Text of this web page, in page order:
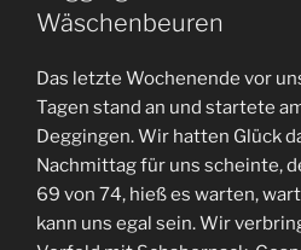
Wäschenbeuren
Das letzte Wochenende vor
Tagen stand an und startete
Deggingen. Wir hatten Glück
Nachmittag für uns scheinte,
69 von 74, hieß es warten,
kann uns egal sein. Wir